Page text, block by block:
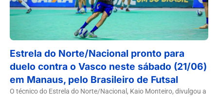
Estrela do Norte/Nacional pronto para
duelo contra o Vasco neste sábado (21/06)
em Manaus, pelo Brasileiro de Futsal
O técnico do Estrela do Norte/Nacional, Kaio Monteiro, divulgou a